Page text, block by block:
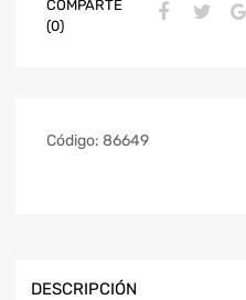
COMPARTE
(0)
Código: 86649
DESCRIPCIÓN